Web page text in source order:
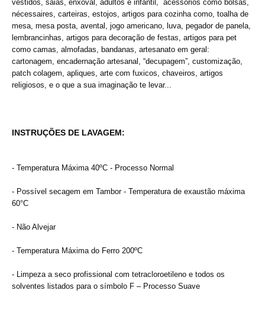
vestidos, saias, enxoval, adultos e infantil, acessórios como bolsas,
nécessaires, carteiras, estojos, artigos para cozinha como, toalha de
mesa, mesa posta, avental, jogo americano, luva, pegador de panela,
lembrancinhas, artigos para decoração de festas, artigos para pet
como camas, almofadas, bandanas, artesanato em geral:
cartonagem, encadernação artesanal, “decupagem”, customização,
patch colagem, apliques, arte com fuxicos, chaveiros, artigos
religiosos, e o que a sua imaginação te levar...
INSTRUÇÕES DE LAVAGEM:
- Temperatura Máxima 40ºC - Processo Normal
- Possível secagem em Tambor - Temperatura de exaustão máxima
60°C
- Não Alvejar
- Temperatura Máxima do Ferro 200ºC
- Limpeza a seco profissional com tetracloroetileno e todos os
solventes listados para o símbolo F – Processo Suave